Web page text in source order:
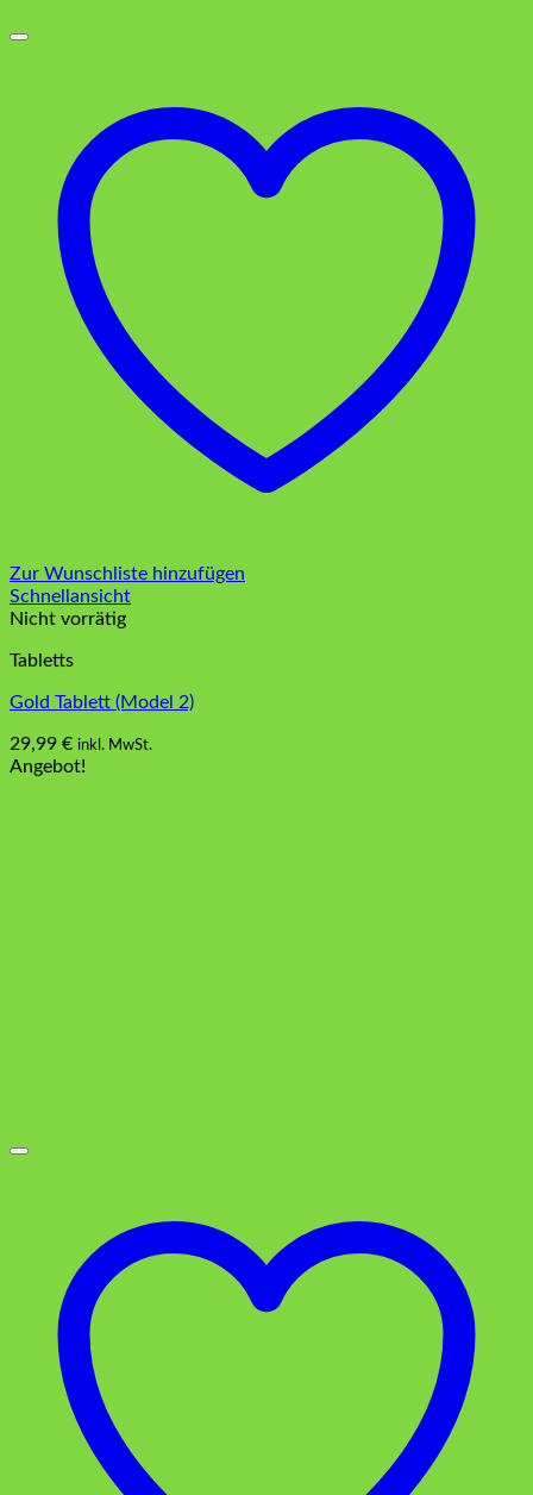
Zur Wunschliste hinzufügen
Schnellansicht
Nicht vorrätig
Tabletts
Gold Tablett (Model 2)
29,99 € inkl. MwSt.
Angebot!